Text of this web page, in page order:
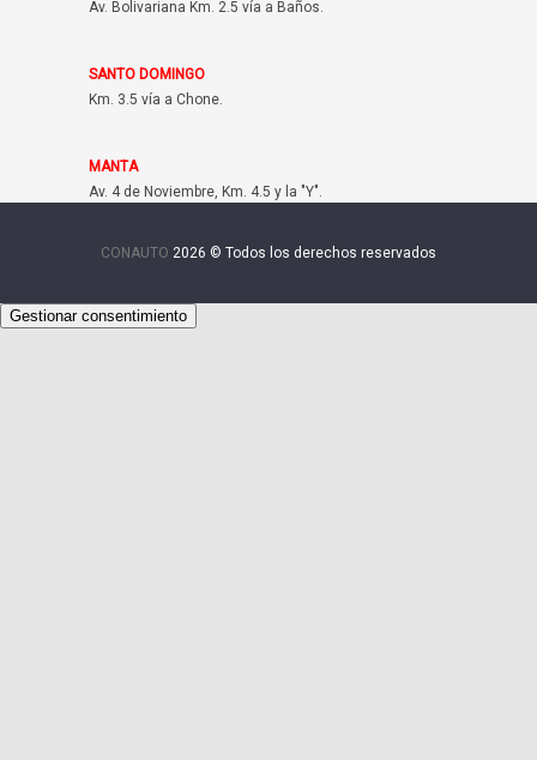
Av. Bolivariana Km. 2.5 vía a Baños.
SANTO DOMINGO
Km. 3.5 vía a Chone.
MANTA
Av. 4 de Noviembre, Km. 4.5 y la "Y".
CONAUTO 2026 © Todos los derechos reservados
Gestionar consentimiento